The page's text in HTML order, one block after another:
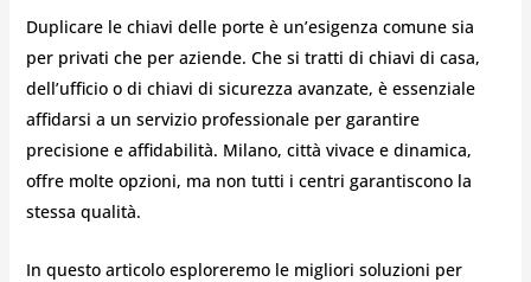
Duplicare le chiavi delle porte è un’esigenza comune sia
per privati che per aziende. Che si tratti di chiavi di casa,
dell’ufficio o di chiavi di sicurezza avanzate, è essenziale
affidarsi a un servizio professionale per garantire
precisione e affidabilità. Milano, città vivace e dinamica,
offre molte opzioni, ma non tutti i centri garantiscono la
stessa qualità.
In questo articolo esploreremo le migliori soluzioni per